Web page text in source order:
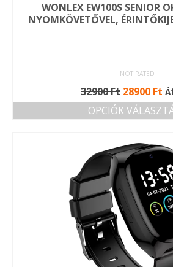
WONLEX EW100S SENIOR
NYOMKÖVETŐVEL,
NOT RATED
32900Ft Original
price
was:
28900 Ft
is:
OPCIÓK
több
van.
A
ki